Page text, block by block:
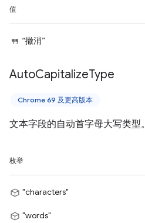
值
“撤消”
AutoCapitalizeType
Chrome 69 及更高版本
文本字段的自动首字母大写类型。
枚举
"characters"
"words"